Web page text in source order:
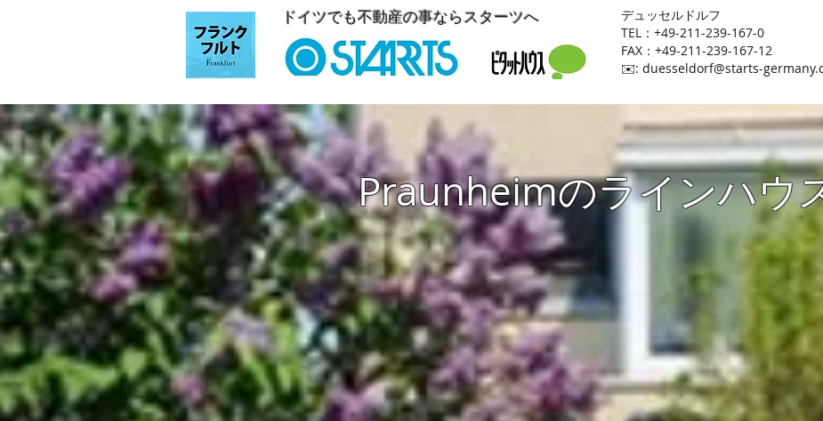
ドイツでも不動産の事ならスターツへ
​デュッセルドルフ
TEL：+49-211-239-167-0
FAX：+49-211-239-167-12
​✉️: duesseldorf@starts-
Praunheimのラインハウ